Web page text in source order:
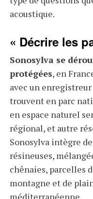
acoustique.
« Décrire les
Sonosylva se
protégées, en
avec un
trouvent en parc
en espace naturel
régional, et autre
Sonosylva intègre
résineuses,
chênaies, parcelles
montagne et de
méditerranéenne.